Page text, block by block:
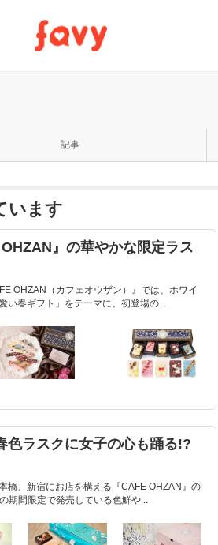
記事
います
』の華やかな限定ラス
OHZAN（カフェオウザン）』では、ホワイ
春ギフト」をテーマに、初登場の...
色ラスクに女子の心も踊る!?
橋、新宿にお店を構える『CAFE OHZAN』の
間限定で発売している色鮮や...